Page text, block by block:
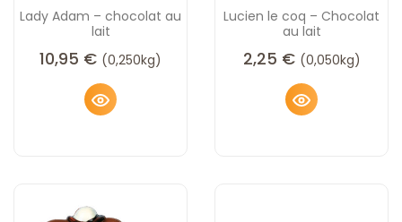
Lady Adam – chocolat au
lait
10,95 € (0,250kg)
Lucien le coq – Chocolat
au lait
2,25 € (0,050kg)